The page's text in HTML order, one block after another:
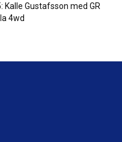
Kalle Gustafsson med GR
4wd